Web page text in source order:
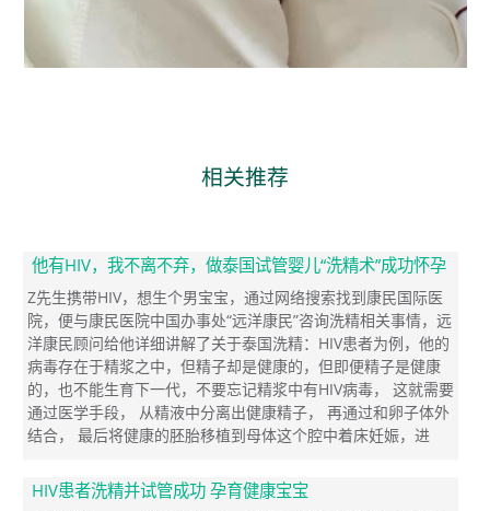
相关推荐
他有HIV，我不离不弃，做泰国试管婴儿“洗精术”成功怀孕
Z先生携带HIV，想生个男宝宝，通过网络搜索找到康民国际医
院，便与康民医院中国办事处“远洋康民”咨询洗精相关事情，远
洋康民顾问给他详细讲解了关于泰国洗精：HIV患者为例，他的
病毒存在于精浆之中，但精子却是健康的，但即便精子是健康
的，也不能生育下一代，不要忘记精浆中有HIV病毒， 这就需要
通过医学手段， 从精液中分离出健康精子， 再通过和卵子体外
结合， 最后将健康的胚胎移植到母体这个腔中着床妊娠，进
HIV患者洗精并试管成功 孕育健康宝宝